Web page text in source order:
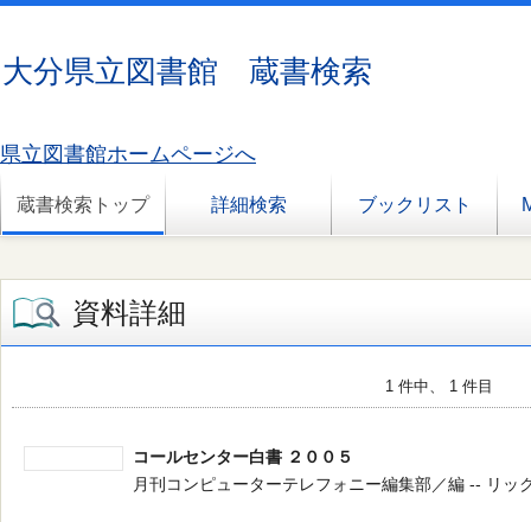
大分県立図書館 蔵書検索
県立図書館ホームページへ
蔵書検索トップ 詳細検索 ブックリスト
資料詳細
1 件中、 1 件目
コールセンター白書 ２００５
月刊コンピューターテレフォニー編集部／編 -- リ